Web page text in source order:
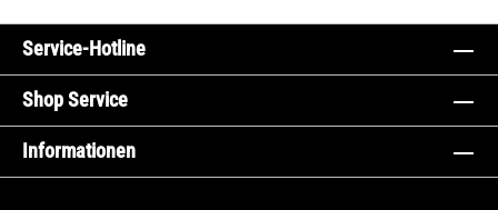
Service-Hotline
Shop Service
Informationen